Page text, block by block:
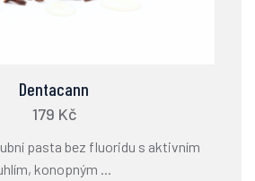
Dentacann
179 Kč
pasta bez fluoridu s aktivním
konopným ...